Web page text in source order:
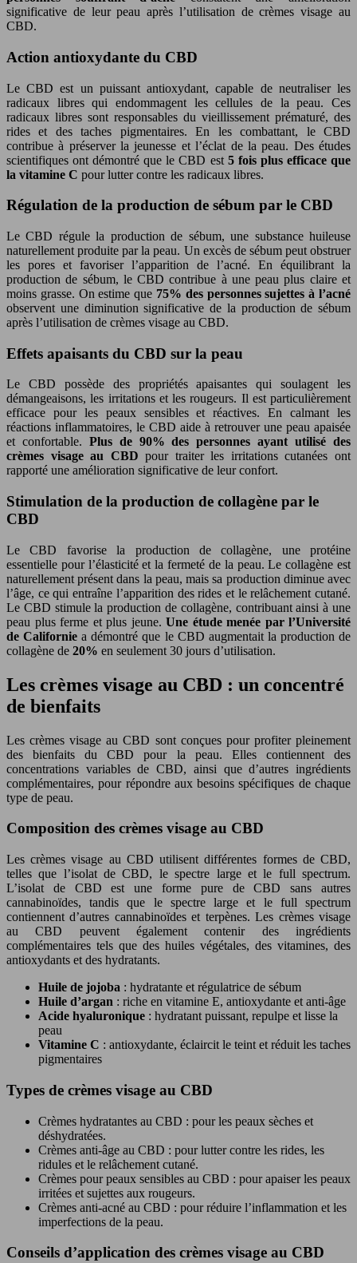
significative de leur peau après l’utilisation de crèmes visage au
CBD.
Action antioxydante du CBD
Le CBD est un puissant antioxydant, capable de neutraliser les
radicaux libres qui endommagent les cellules de la peau. Ces
radicaux libres sont responsables du vieillissement prématuré, des
rides et des taches pigmentaires. En les combattant, le CBD
contribue à préserver la jeunesse et l’éclat de la peau. Des études
scientifiques ont démontré que le CBD est 5 fois plus efficace que
la vitamine C pour lutter contre les radicaux libres.
Régulation de la production de sébum par le CBD
Le CBD régule la production de sébum, une substance huileuse
naturellement produite par la peau. Un excès de sébum peut obstruer
les pores et favoriser l’apparition de l’acné. En équilibrant la
production de sébum, le CBD contribue à une peau plus claire et
moins grasse. On estime que 75% des personnes sujettes à l’acné
observent une diminution significative de la production de sébum
après l’utilisation de crèmes visage au CBD.
Effets apaisants du CBD sur la peau
Le CBD possède des propriétés apaisantes qui soulagent les
démangeaisons, les irritations et les rougeurs. Il est particulièrement
efficace pour les peaux sensibles et réactives. En calmant les
réactions inflammatoires, le CBD aide à retrouver une peau apaisée
et confortable. Plus de 90% des personnes ayant utilisé des
crèmes visage au CBDpour traiter les irritations cutanées ont
rapporté une amélioration significative de leur confort.
Stimulation de la production de collagène par le
CBD
Le CBD favorise la production de collagène, une protéine
essentielle pour l’élasticité et la fermeté de la peau. Le collagène est
naturellement présent dans la peau, mais sa production diminue avec
l’âge, ce qui entraîne l’apparition des rides et le relâchement cutané.
Le CBD stimule la production de collagène, contribuant ainsi à une
peau plus ferme et plus jeune. Une étude menée par l’Université
de Californiea démontré que le CBD augmentait la production de
collagène de 20% en seulement 30 jours d’utilisation.
Les crèmes visage au CBD : un concentré
de bienfaits
Les crèmes visage au CBD sont conçues pour profiter pleinement
des bienfaits du CBD pour la peau. Elles contiennent des
concentrations variables de CBD, ainsi que d’autres ingrédients
complémentaires, pour répondre aux besoins spécifiques de chaque
type de peau.
Composition des crèmes visage au CBD
Les crèmes visage au CBD utilisent différentes formes de CBD,
telles que l’isolat de CBD, le spectre large et le full spectrum.
L’isolat de CBD est une forme pure de CBD sans autres
cannabinoïdes, tandis que le spectre large et le full spectrum
contiennent d’autres cannabinoïdes et terpènes. Les crèmes visage
au CBD peuvent également contenir des ingrédients
complémentaires tels que des huiles végétales, des vitamines, des
antioxydants et des hydratants.
Huile de jojoba : hydratante et régulatrice de sébum
Huile d’argan : riche en vitamine E, antioxydante et anti-âge
Acide hyaluronique : hydratant puissant, repulpe et lisse la
peau
Vitamine C : antioxydante, éclaircit le teint et réduit les taches
pigmentaires
Types de crèmes visage au CBD
Crèmes hydratantes au CBD : pour les peaux sèches et
déshydratées.
Crèmes anti-âge au CBD : pour lutter contre les rides, les
ridules et le relâchement cutané.
Crèmes pour peaux sensibles au CBD : pour apaiser les peaux
irritées et sujettes aux rougeurs.
Crèmes anti-acné au CBD : pour réduire l’inflammation et les
imperfections de la peau.
Conseils d’application des crèmes visage au CBD